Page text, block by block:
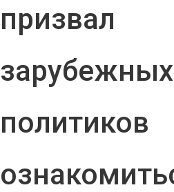
призвал
зарубежных
политиков